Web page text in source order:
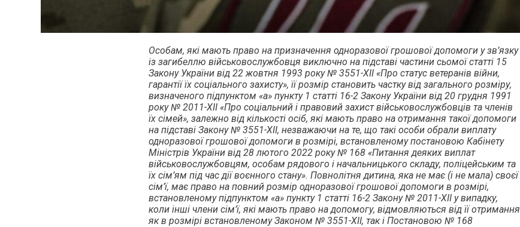
Особам, які мають право на призначення одноразової грошової допомоги у зв’язку
із загибеллю військовослужбовця виключно на підставі частини сьомої статті 15
Закону України від 22 жовтня 1993 року № 3551-XII «Про статус ветеранів війни,
гарантії їх соціального захисту», її розмір становить частку від загального розміру,
визначеного підпунктом «а» пункту 1 статті 16-2 Закону України від 20 грудня 1991
року № 2011-XII «Про соціальний і правовий захист військовослужбовців та членів
їх сімей», залежно від кількості осіб, які мають право на отримання такої допомоги
на підставі Закону № 3551-XII, незважаючи на те, що такі особи обрали виплату
одноразової грошової допомоги в розмірі, встановленому постановою Кабінету
Міністрів України від 28 лютого 2022 року № 168 «Питання деяких виплат
військовослужбовцям, особам рядового і начальницького складу, поліцейським та
їх сім’ям під час дії воєнного стану». Повнолітня дитина, яка не має (і не мала) своєї
сім’ї, має право на повний розмір одноразової грошової допомоги в розмірі,
встановленому підпунктом «а» пункту 1 статті 16-2 Закону № 2011-ХІІ у випадку,
коли інші члени сім’ї, які мають право на допомогу, відмовляються від її отримання
як в розмірі встановленому Законом № 3551-XII, так і Постановою № 168